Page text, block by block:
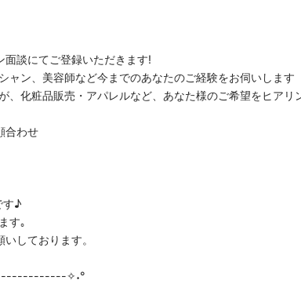
談にてご登録いただきます!
ャン、美容師など今までのあなたのご経験をお伺いします
、化粧品販売・アパレルなど、あなた様のご希望をヒア
合わせ
す♪
す｡
しております。
✧˖°